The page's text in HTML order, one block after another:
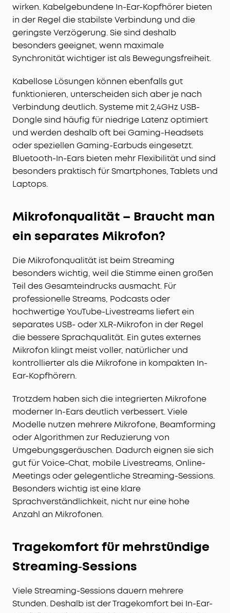
wirken. Kabelgebundene In-Ear-Kopfhörer bieten
in der Regel die stabilste Verbindung und die
geringste Verzögerung. Sie sind deshalb
besonders geeignet, wenn maximale
Synchronität wichtiger ist als Bewegungsfreiheit.
Kabellose Lösungen können ebenfalls gut
funktionieren, unterscheiden sich aber je nach
Verbindung deutlich. Systeme mit 2,4GHz USB-
Dongle sind häufig für niedrige Latenz optimiert
und werden deshalb oft bei Gaming-Headsets
oder speziellen Gaming-Earbuds eingesetzt.
Bluetooth-In-Ears bieten mehr Flexibilität und sind
besonders praktisch für Smartphones, Tablets und
Laptops.
Mikrofonqualität – Braucht man
ein separates Mikrofon?
Die Mikrofonqualität ist beim Streaming
besonders wichtig, weil die Stimme einen großen
Teil des Gesamteindrucks ausmacht. Für
professionelle Streams, Podcasts oder
hochwertige YouTube-Livestreams liefert ein
separates USB- oder XLR-Mikrofon in der Regel
die bessere Sprachqualität. Ein gutes externes
Mikrofon klingt meist voller, natürlicher und
kontrollierter als die Mikrofone in kompakten In-
Ear-Kopfhörern.
Trotzdem haben sich die integrierten Mikrofone
moderner In-Ears deutlich verbessert. Viele
Modelle nutzen mehrere Mikrofone, Beamforming
oder Algorithmen zur Reduzierung von
Umgebungsgeräuschen. Dadurch eignen sie sich
gut für Voice-Chat, mobile Livestreams, Online-
Meetings oder gelegentliche Streaming-Sessions.
Besonders wichtig ist eine klare
Sprachverständlichkeit, nicht nur eine hohe
Anzahl an Mikrofonen.
Tragekomfort für mehrstündige
Streaming‑Sessions
Viele Streaming-Sessions dauern mehrere
Stunden. Deshalb ist der Tragekomfort bei In-Ear-